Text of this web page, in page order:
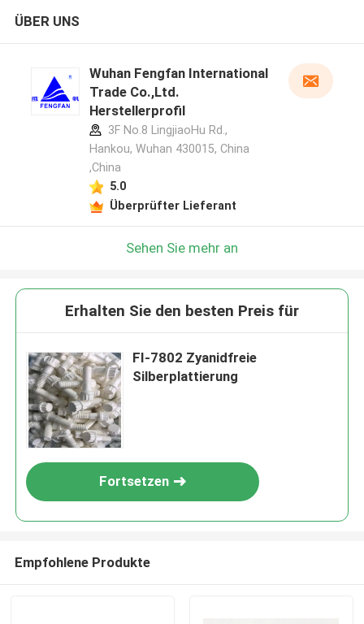
ÜBER UNS
Wuhan Fengfan International
Trade Co.,Ltd.
Herstellerprofil
3F No.8 LingjiaoHu Rd.,
Hankou, Wuhan 430015, China
,China
5.0
Überprüfter Lieferant
Sehen Sie mehr an
Erhalten Sie den besten Preis für
FI-7802 Zyanidfreie
Silberplattierung
Fortsetzen
Empfohlene Produkte